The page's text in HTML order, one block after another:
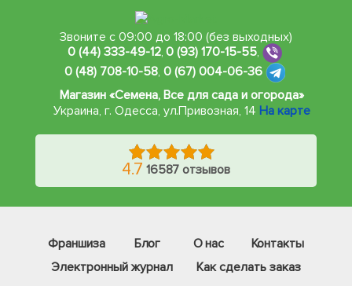
Звоните с 09:00 до 18:00 (без выходных)
0 (44) 333-49-12,0 (93) 170-15-55,
0 (48) 708-10-58, 0 (67) 004-06-36
Магазин «Семена, Все для сада и огорода»
Украина, г. Одесса, ул.Привозная, 14 На карте
4.7 16587 отзывов
Франшиза Блог О нас
Контакты
Электронный журнал
Как сделать заказ